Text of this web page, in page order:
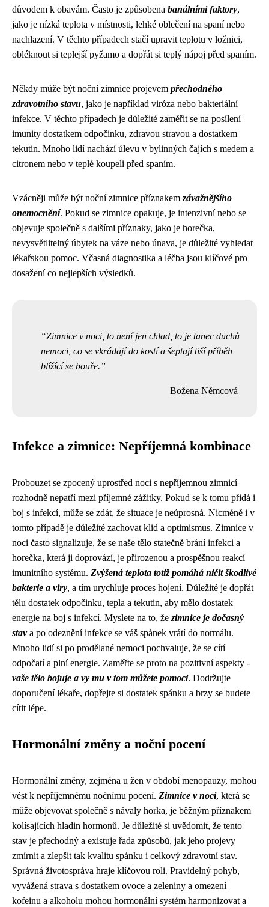
důvodem k obavám. Často je způsobena banálními faktory,
jako je nízká teplota v místnosti, lehké oblečení na spaní nebo
nachlazení. V těchto případech stačí upravit teplotu v ložnici,
obléknout si teplejší pyžamo a dopřát si teplý nápoj před spaním.
Někdy může být noční zimnice projevem přechodného
zdravotního stavu, jako je například viróza nebo bakteriální
infekce. V těchto případech je důležité zaměřit se na posílení
imunity dostatkem odpočinku, zdravou stravou a dostatkem
tekutin. Mnoho lidí nachází úlevu v bylinných čajích s medem a
citronem nebo v teplé koupeli před spaním.
Vzácněji může být noční zimnice příznakem závažnějšího
onemocnění. Pokud se zimnice opakuje, je intenzivní nebo se
objevuje společně s dalšími příznaky, jako je horečka,
nevysvětlitelný úbytek na váze nebo únava, je důležité vyhledat
lékařskou pomoc. Včasná diagnostika a léčba jsou klíčové pro
dosažení co nejlepších výsledků.
Zimnice v noci, to není jen chlad, to je tanec duchů
nemoci, co se vkrádají do kostí a šeptají tiší příběh
blížící se bouře.
Božena Němcová
Infekce a zimnice: Nepříjemná kombinace
Probouzet se zpocený uprostřed noci s nepříjemnou zimnicí
rozhodně nepatří mezi příjemné zážitky. Pokud se k tomu přidá i
boj s infekcí, může se zdát, že situace je neúprosná. Nicméně i v
tomto případě je důležité zachovat klid a optimismus. Zimnice v
noci často signalizuje, že se naše tělo statečně brání infekci a
horečka, která ji doprovází, je přirozenou a prospěšnou reakcí
imunitního systému. Zvýšená teplota totiž pomáhá ničit škodlivé
bakterie a viry, a tím urychluje proces hojení. Důležité je dopřát
tělu dostatek odpočinku, tepla a tekutin, aby mělo dostatek
energie na boj s infekcí. Myslete na to, že zimnice je dočasný
stava po odeznění infekce se váš spánek vrátí do normálu.
Mnoho lidí si po prodělané nemoci pochvaluje, že se cítí
odpočatí a plní energie. Zaměřte se proto na pozitivní aspekty -
vaše tělo bojuje a vy mu v tom můžete pomoci. Dodržujte
doporučení lékaře, dopřejte si dostatek spánku a brzy se budete
cítit lépe.
Hormonální změny a noční pocení
Hormonální změny, zejména u žen v období menopauzy, mohou
vést k nepříjemnému nočnímu pocení. Zimnice v noci, která se
může objevovat společně s návaly horka, je běžným příznakem
kolísajících hladin hormonů. Je důležité si uvědomit, že tento
stav je přechodný a existuje řada způsobů, jak jeho projevy
zmírnit a zlepšit tak kvalitu spánku i celkový zdravotní stav.
Správná životospráva hraje klíčovou roli. Pravidelný pohyb,
vyvážená strava s dostatkem ovoce a zeleniny a omezení
kofeinu a alkoholu mohou hormonální systém harmonizovat a